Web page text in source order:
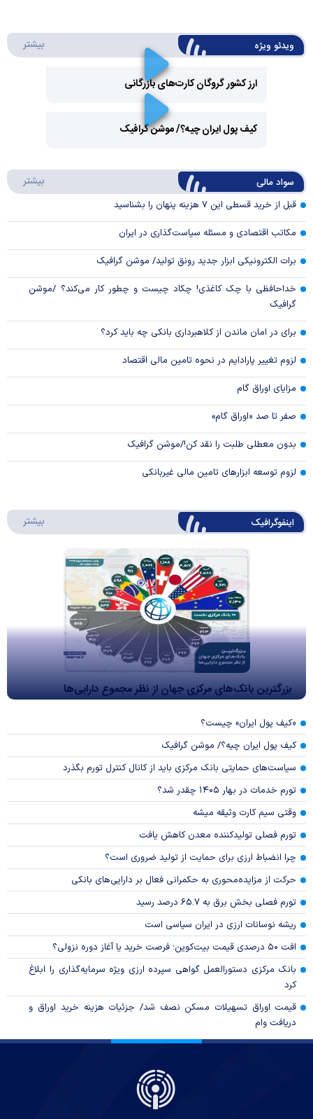
ویدئو ویژه بیشتر
ارز کشور گروگان کارت‌های بازرگانی
Video
کیف پول ایران چیه؟/ موشن گرافیک
سواد مالی بیشتر
قبل از خرید قسطی این ۷ هزینه پنهان را بشناسید
مکاتب اقتصادی و مسئله سیاست‌گذاری در ایران
برات الکترونیکی ابزار جدید رونق تولید/ موشن گرافیک
خداحافظی با چک کاغذی! چکاد چیست و چطور کار می‌کند؟ /موشن
گرافیک
برای در امان ماندن از کلاهبرداری بانکی چه باید کرد؟
لزوم تغییر پارادایم در نحوه تامین مالی اقتصاد
مزایای اوراق گام
صفر تا صد «اوراق گام»
بدون معطلی طلبت را نقد کن!/موشن گرافیک
لزوم توسعه ابزارهای تامین مالی غیربانکی
اینفوگرافیک بیشتر
بزرگترین بانک‌های مرکزی جهان از نظر مجموع دارایی‌ها
«کیف پول ایران» چیست؟
کیف پول ایران چیه؟/ موشن گرافیک
سیاست‌های حمایتی بانک مرکزی باید از کانال کنترل تورم بگذرد
تورم خدمات در بهار ۱۴۰۵ چقدر شد؟
وقتی سیم کارت وثیقه میشه
تورم فصلی تولیدکننده معدن کاهش یافت
چرا انضباط ارزی برای حمایت از تولید ضروری است؟
حرکت از مزایده‌محوری به حکمرانی فعال بر دارایی‌های بانکی
تورم فصلی بخش برق به ۶۵.۷ درصد رسید
ریشه نوسانات ارزی در ایران سیاسی است
افت ۵۰ درصدی قیمت بیت‌کوین؛ فرصت خرید یا آغاز دوره نزولی؟
بانک مرکزی دستورالعمل گواهی سپرده ارزی ویژه سرمایه‌گذاری را ابلاغ
کرد
قیمت اوراق تسهیلات مسکن نصف شد/ جزئیات هزینه خرید اوراق و
دریافت وام